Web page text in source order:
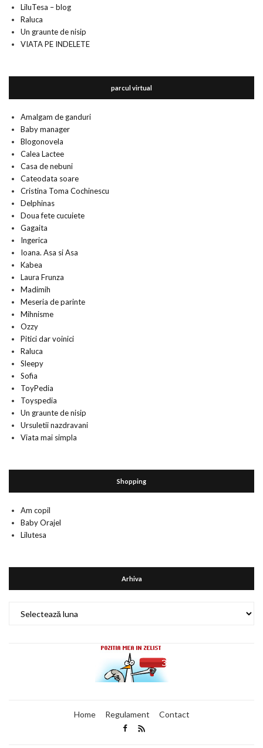
LiluTesa – blog
Raluca
Un graunte de nisip
VIATA PE INDELETE
parcul virtual
Amalgam de ganduri
Baby manager
Blogonovela
Calea Lactee
Casa de nebuni
Cateodata soare
Cristina Toma Cochinescu
Delphinas
Doua fete cucuiete
Gagaita
Ingerica
Ioana. Asa si Asa
Kabea
Laura Frunza
Madimih
Meseria de parinte
Mihnisme
Ozzy
Pitici dar voinici
Raluca
Sleepy
Sofia
ToyPedia
Toyspedia
Un graunte de nisip
Ursuletii nazdravani
Viata mai simpla
Shopping
Am copil
Baby Orajel
Lilutesa
Arhiva
Home Regulament Contact